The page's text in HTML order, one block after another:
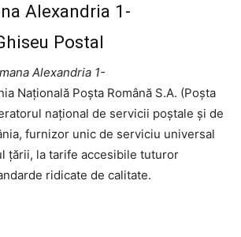
Alexandria 1-
Postal
Alexandria 1-
Națională Poșta Română S.A. (Poșta
național de servicii poștale și de
furnizor unic de serviciu universal
țării, la tarife accesibile tuturor
ridicate de calitate.